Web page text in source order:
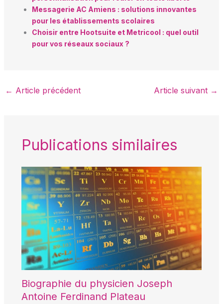
Messagerie AC Amiens : solutions innovantes
pour les établissements scolaires
Choisir entre Hootsuite et Metricool : quel outil
pour vos réseaux sociaux ?
← Article précédent Article suivant →
Publications similaires
Biographie du physicien Joseph
Antoine Ferdinand Plateau